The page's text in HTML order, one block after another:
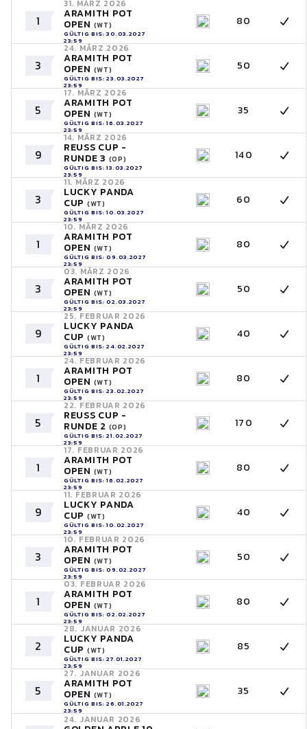
1
31. MÄRZ 2026
ARAMITH POT
OPEN (WT)
GÜLTIG BIS: 30.03.2027
23:59
80
3
24. MÄRZ 2026
ARAMITH POT
OPEN (WT)
GÜLTIG BIS: 23.03.2027
23:59
50
5
17. MÄRZ 2026
ARAMITH POT
OPEN (WT)
GÜLTIG BIS: 16.03.2027
23:59
35
9
14. MÄRZ 2026
REUSS CUP -
RUNDE 3 (OP)
GÜLTIG BIS: 13.03.2027
23:59
140
3
11. MÄRZ 2026
LUCKY PANDA
CUP (WT)
GÜLTIG BIS: 10.03.2027
23:59
60
1
10. MÄRZ 2026
ARAMITH POT
OPEN (WT)
GÜLTIG BIS: 09.03.2027
23:59
80
3
03. MÄRZ 2026
ARAMITH POT
OPEN (WT)
GÜLTIG BIS: 02.03.2027
23:59
50
9
25. FEBRUAR 2026
LUCKY PANDA
CUP (WT)
GÜLTIG BIS: 24.02.2027
23:59
40
1
24. FEBRUAR 2026
ARAMITH POT
OPEN (WT)
GÜLTIG BIS: 23.02.2027
23:59
80
5
22. FEBRUAR 2026
REUSS CUP -
RUNDE 2 (OP)
GÜLTIG BIS: 21.02.2027
23:59
170
1
17. FEBRUAR 2026
ARAMITH POT
OPEN (WT)
GÜLTIG BIS: 16.02.2027
23:59
80
9
11. FEBRUAR 2026
LUCKY PANDA
CUP (WT)
GÜLTIG BIS: 10.02.2027
23:59
40
3
10. FEBRUAR 2026
ARAMITH POT
OPEN (WT)
GÜLTIG BIS: 09.02.2027
23:59
50
1
03. FEBRUAR 2026
ARAMITH POT
OPEN (WT)
GÜLTIG BIS: 02.02.2027
23:59
80
2
28. JANUAR 2026
LUCKY PANDA
CUP (WT)
GÜLTIG BIS: 27.01.2027
23:59
85
5
27. JANUAR 2026
ARAMITH POT
OPEN (WT)
GÜLTIG BIS: 26.01.2027
23:59
35
24. JANUAR 2026